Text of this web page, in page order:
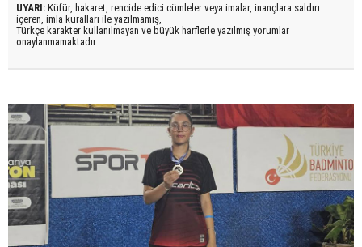
UYARI: Küfür, hakaret, rencide edici cümleler veya imalar, inançlara saldırı
içeren, imla kuralları ile yazılmamış,
Türkçe karakter kullanılmayan ve büyük harflerle yazılmış yorumlar
onaylanmamaktadır.